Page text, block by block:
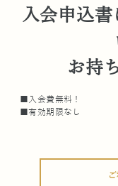
入会申込
お持
■入会費無料！
■有効期限なし